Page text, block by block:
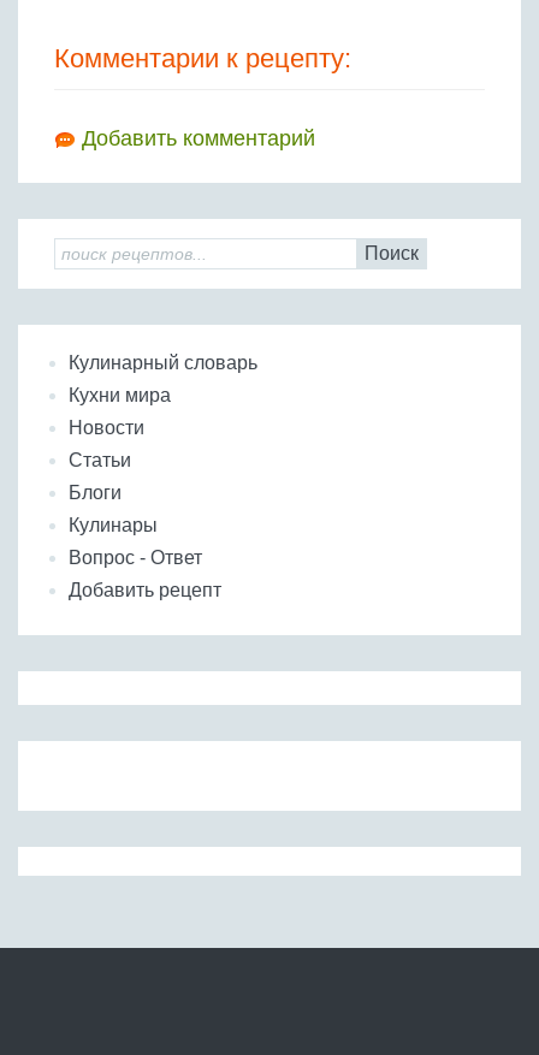
Комментарии к рецепту:
Добавить комментарий
Поиск
Кулинарный словарь
Кухни мира
Новости
Статьи
Блоги
Кулинары
Вопрос - Ответ
Добавить рецепт